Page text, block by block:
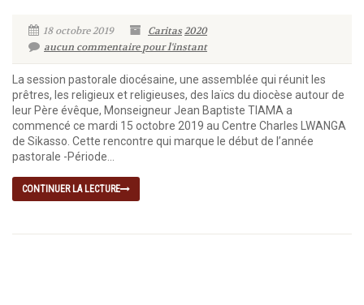
18 octobre 2019 Caritas2020
aucun commentaire pour l'instant
La session pastorale diocésaine, une assemblée qui réunit les
prêtres, les religieux et religieuses, des laïcs du diocèse autour de
leur Père évêque, Monseigneur Jean Baptiste TIAMA a
commencé ce mardi 15 octobre 2019 au Centre Charles LWANGA
de Sikasso. Cette rencontre qui marque le début de l’année
pastorale -Période...
CONTINUER LA LECTURE